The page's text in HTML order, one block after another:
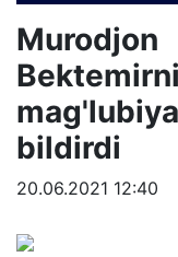
bildirdi
20.06.2021 12:40